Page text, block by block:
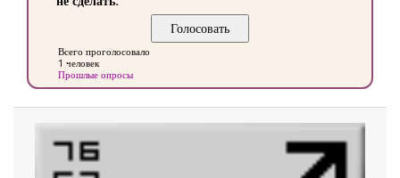
Всего проголосовало
1 человек
Прошлые опросы